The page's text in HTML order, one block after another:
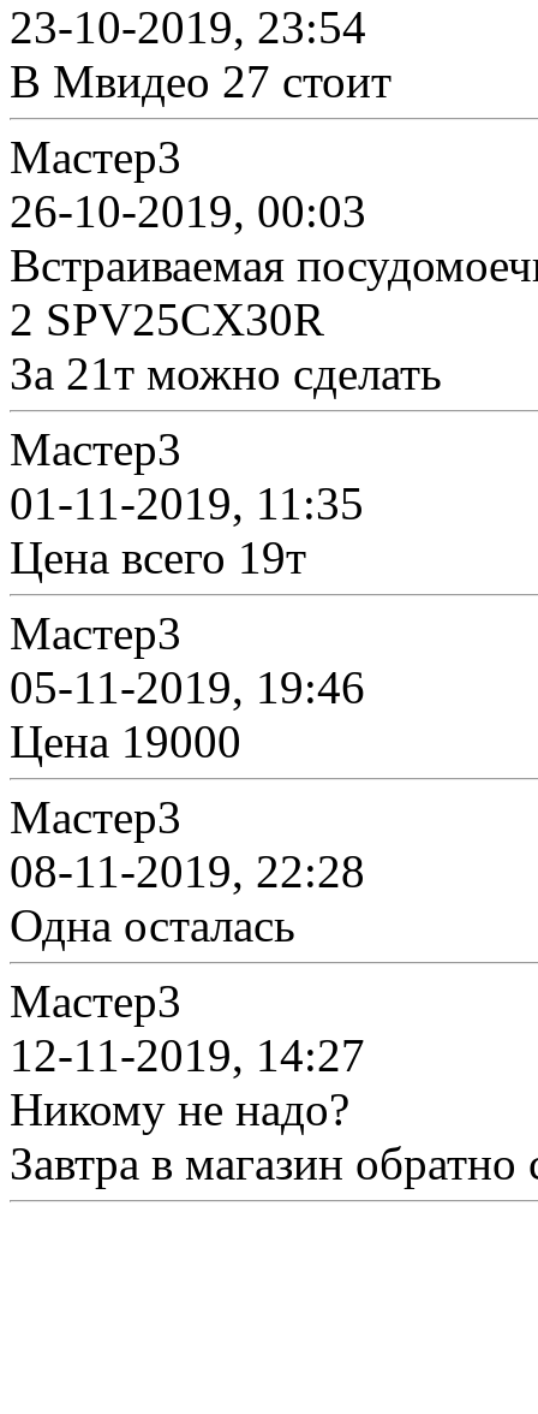
23-10-2019, 23:54
В Мвидео 27 стоит
Мастер3
26-10-2019, 00:03
Встраиваемая
2 SPV25CX30R
За 21т можно сделать
Мастер3
01-11-2019, 11:35
Цена всего 19т
Мастер3
05-11-2019, 19:46
Цена 19000
Мастер3
08-11-2019, 22:28
Одна осталась
Мастер3
12-11-2019, 14:27
Никому не надо?
Завтра в магазин обратно